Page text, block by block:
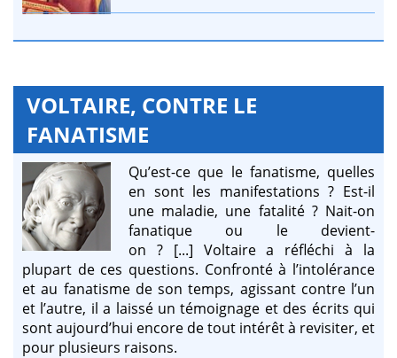
VOLTAIRE, CONTRE LE
FANATISME
Qu’est-ce que le fanatisme, quelles
en sont les manifestations ? Est-il
une maladie, une fatalité ? Nait-on
fanatique ou le devient-
on ? [...] Voltaire a réfléchi à la
plupart de ces questions. Confronté à l’intolérance
et au fanatisme de son temps, agissant contre l’un
et l’autre, il a laissé un témoignage et des écrits qui
sont aujourd’hui encore de tout intérêt à revisiter, et
pour plusieurs raisons.